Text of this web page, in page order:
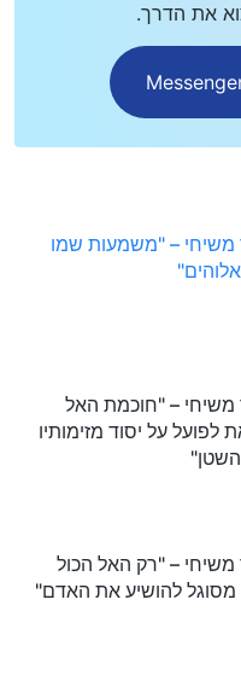
את הדרך.
משיחי – "משמעות שמו
משיחי – "חוכמת האל
לפועל על יסוד מזימותיו
משיחי – "רק האל הכול
מסוגל להושיע את האדם"